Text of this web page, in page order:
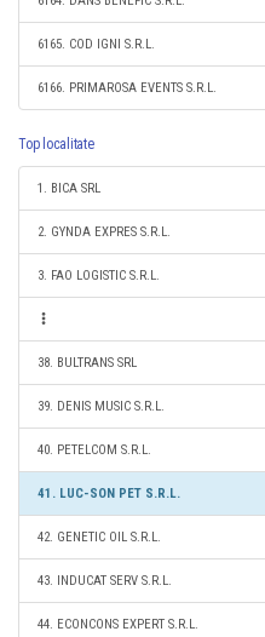
6165. COD IGNI S.R.L.
6166. PRIMAROSA EVENTS S.R.L.
Top localitate
1. BICA SRL
2. GYNDA EXPRES S.R.L.
3. FAO LOGISTIC S.R.L.
38. BULTRANS SRL
39. DENIS MUSIC S.R.L.
40. PETELCOM S.R.L.
41. LUC-SON PET S.R.L.
42. GENETIC OIL S.R.L.
43. INDUCAT SERV S.R.L.
44. ECONCONS EXPERT S.R.L.